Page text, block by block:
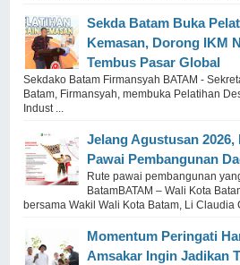
Sekda Batam Buka
Kemasan, Dorong IKM
Tembus Pasar Global
Sekdako Batam Firmansyah BATAM -
Batam, Firmansyah, membuka Pelatihan
Indust ...
Jelang Agustusan
Pawai Pembangunan
Rute pawai pembangunan
BatamBATAM – Wali Kota
bersama Wakil Wali Kota Batam, Li Claudia
Momentum Peringati
Amsakar Ingin Jadikan